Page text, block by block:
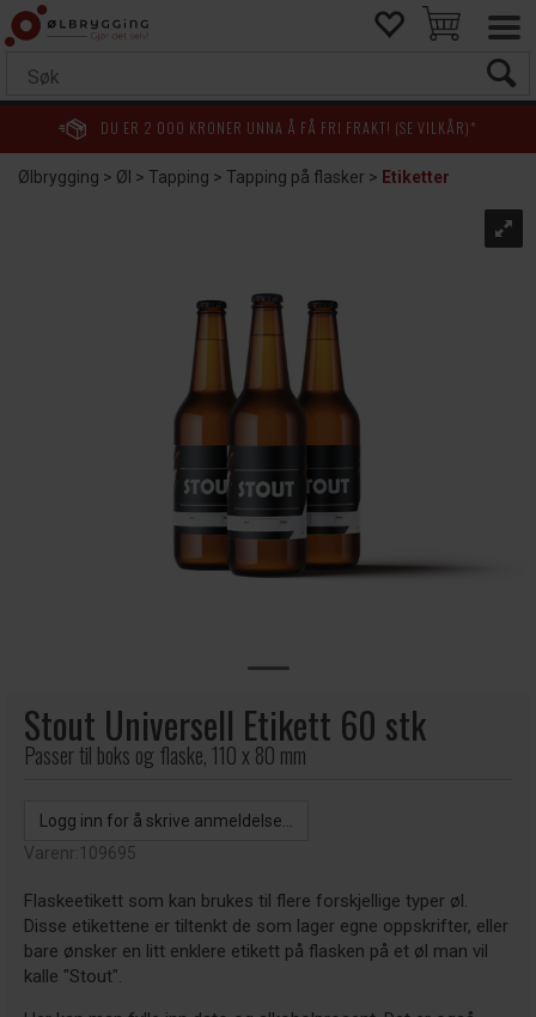
DU ER 2 000 KRONER UNNA Å FÅ FRI FRAKT! (SE VILKÅR)*
Ølbrygging>Øl >Tapping>Tapping på flasker> Etiketter
Stout Universell Etikett 60 stk
Passer til boks og flaske, 110 x 80 mm
Logg inn for å skrive anmeldelse...
Varenr:109695
Flaskeetikett som kan brukes til flere forskjellige typer øl.
Disse etikettene er tiltenkt de som lager egne oppskrifter, eller
bare ønsker en litt enklere etikett på flasken på et øl man vil
kalle "Stout".